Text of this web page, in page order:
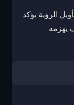
الرؤية يؤكد
يهزمه